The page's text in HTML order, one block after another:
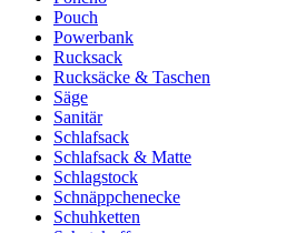
Pouch
Powerbank
Rucksack
Rucksäcke & Taschen
Säge
Sanitär
Schlafsack
Schlafsack & Matte
Schlagstock
Schnäppchenecke
Schuhketten